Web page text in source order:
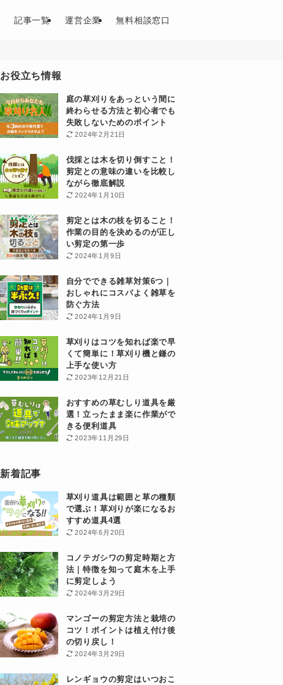
記事一覧 運営企業 無料相談窓口
お役立ち情報
庭の草刈りをあっという間に
終わらせる方法と初心者でも
失敗しないためのポイント
2024年2月21日
伐採とは木を切り倒すこと！
剪定との意味の違いを比較し
ながら徹底解説
2024年1月10日
剪定とは木の枝を切ること！
作業の目的を決めるのが正し
い剪定の第一歩
2024年1月9日
自分でできる雑草対策6つ｜
おしゃれにコスパよく雑草を
防ぐ方法
2024年1月9日
草刈りはコツを知れば楽で早
くて簡単に！草刈り機と鎌の
上手な使い方
2023年12月21日
おすすめの草むしり道具を厳
選！立ったまま楽に作業がで
きる便利道具
2023年11月29日
新着記事
草刈り道具は範囲と草の種類
で選ぶ！草刈りが楽になるお
すすめ道具4選
2024年6月20日
コノテガシワの剪定時期と方
法｜特徴を知って庭木を上手
に剪定しよう
2024年3月29日
マンゴーの剪定方法と栽培の
コツ！ポイントは植え付け後
の切り戻し！
2024年3月29日
レンギョウの剪定はいつおこ